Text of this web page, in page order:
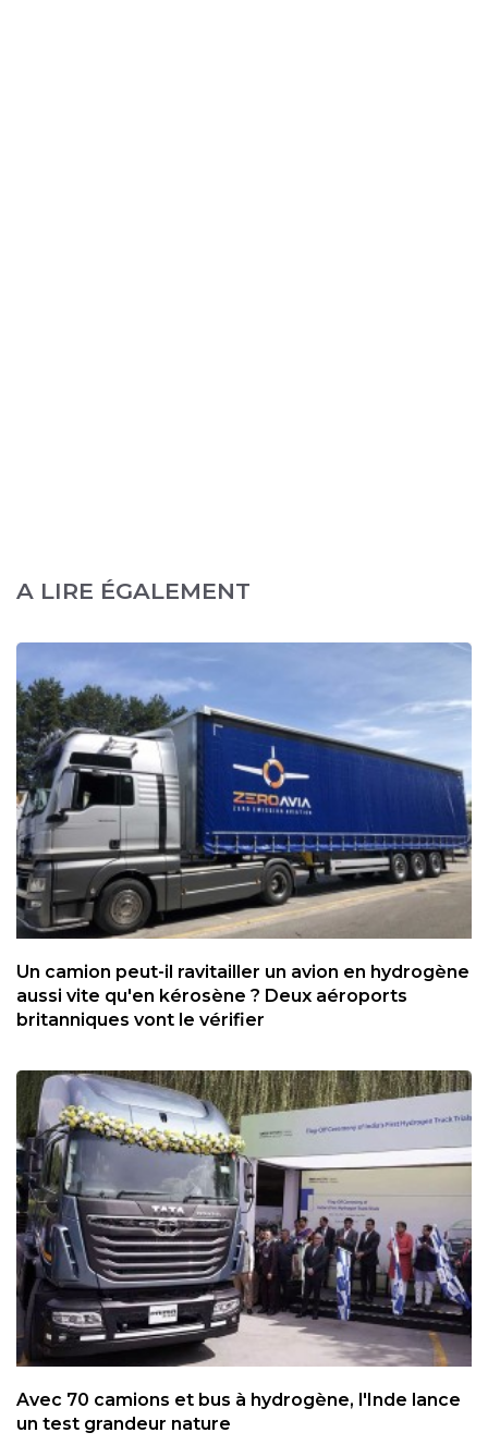
A LIRE ÉGALEMENT
Un camion peut-il ravitailler un avion en hydrogène
aussi vite qu'en kérosène ? Deux aéroports
britanniques vont le vérifier
Avec 70 camions et bus à hydrogène, l'Inde lance
un test grandeur nature